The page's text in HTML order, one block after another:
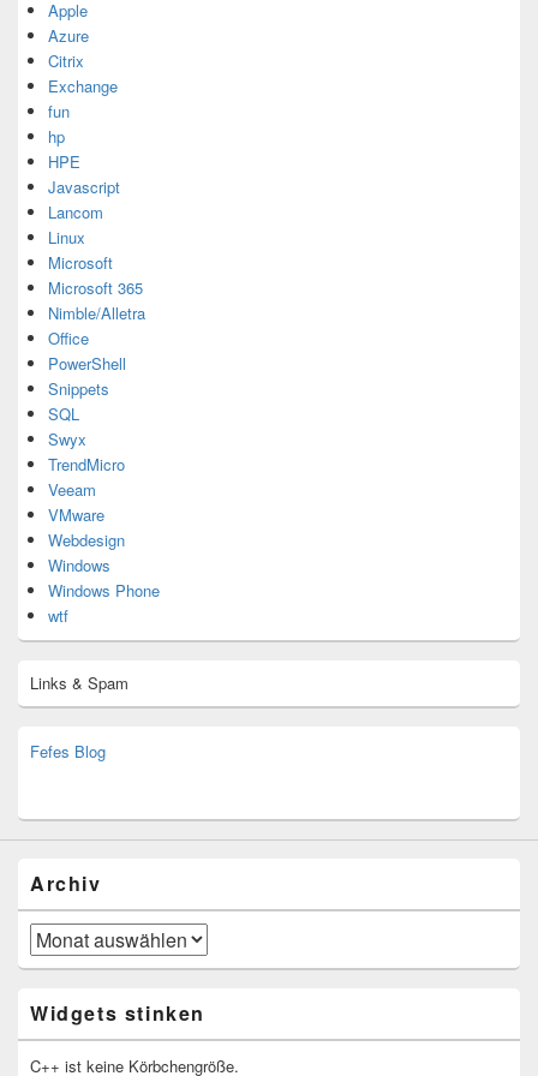
Apple
Azure
Citrix
Exchange
fun
hp
HPE
Javascript
Lancom
Linux
Microsoft
Microsoft 365
Nimble/Alletra
Office
PowerShell
Snippets
SQL
Swyx
TrendMicro
Veeam
VMware
Webdesign
Windows
Windows Phone
wtf
Links & Spam
Fefes Blog
Archiv
Archiv
Widgets stinken
C++ ist keine Körbchengröße.